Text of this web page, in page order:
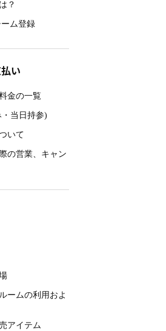
？
ム登録
い
金の一覧
当日持参)
いて
の営業、キャン
ームの利用およ
アイテム